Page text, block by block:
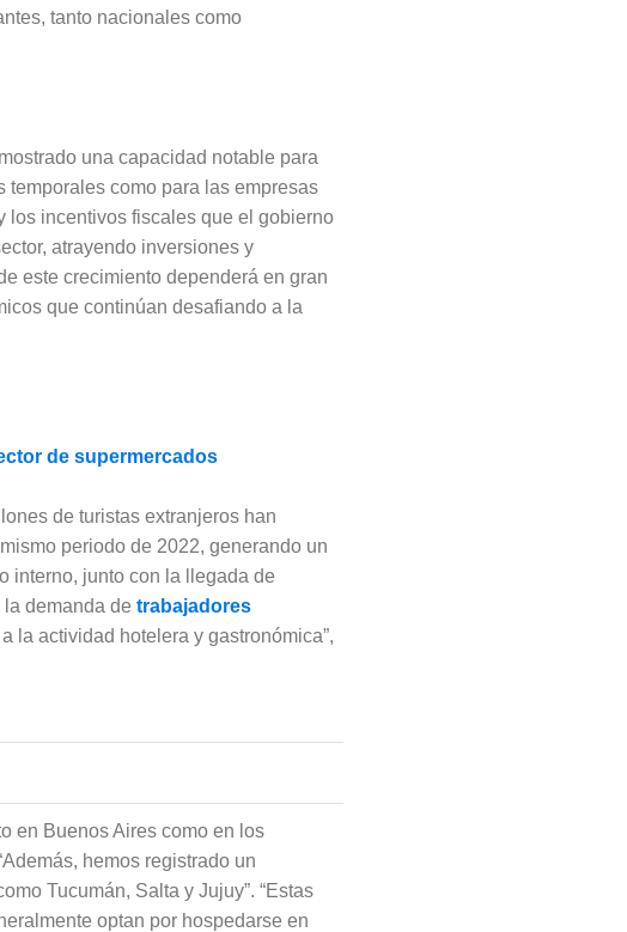
tanto nacionales como
una capacidad notable para
temporales como para las empresas
los incentivos fiscales que el gobierno
atrayendo inversiones y
este crecimiento dependerá en gran
que continúan desafiando a la
de supermercados
de turistas extranjeros han
periodo de 2022, generando un
interno, junto con la llegada de
demanda de trabajadores
la actividad hotelera y gastronómica”,
en Buenos Aires como en los
hemos registrado un
Tucumán, Salta y Jujuy”. “Estas
optan por hospedarse en